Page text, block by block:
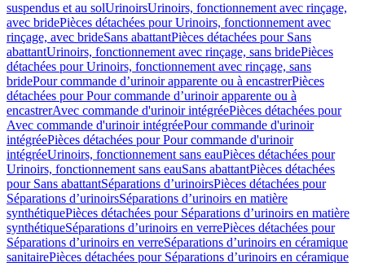
suspendus et au solUrinoirsUrinoirs, fonctionnement avec rinçage,
avec bridePièces détachées pour Urinoirs, fonctionnement avec
rinçage, avec brideSans abattantPièces détachées pour Sans
abattantUrinoirs, fonctionnement avec rinçage, sans bridePièces
détachées pour Urinoirs, fonctionnement avec rinçage, sans
bridePour commande d’urinoir apparente ou à encastrerPièces
détachées pour Pour commande d’urinoir apparente ou à
encastrerAvec commande d'urinoir intégréePièces détachées pour
Avec commande d'urinoir intégréePour commande d'urinoir
intégréePièces détachées pour Pour commande d'urinoir
intégréeUrinoirs, fonctionnement sans eauPièces détachées pour
Urinoirs, fonctionnement sans eauSans abattantPièces détachées
pour Sans abattantSéparations d’urinoirsPièces détachées pour
Séparations d’urinoirsSéparations d’urinoirs en matière
synthétiquePièces détachées pour Séparations d’urinoirs en matière
synthétiqueSéparations d’urinoirs en verrePièces détachées pour
Séparations d’urinoirs en verreSéparations d’urinoirs en céramique
sanitairePièces détachées pour Séparations d’urinoirs en céramique